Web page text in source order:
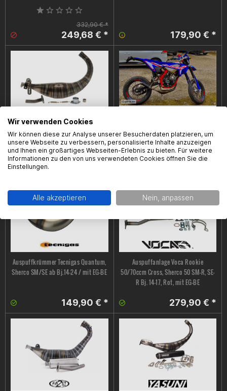
332,90 € *
249,68 € * 179,90 € *
Auspuffkrümmer KRM 90-100cc,
Minarelli AM6
359,90 € *
Auspuffanlage Voca Warrior,
Minarelli AM6, roter ESD
214,90 € *
Auspuffkrümmer Tecnigas Quantum,
Sherco SM/SE ab Bj.14-24 / mit EG-BE
149,90 € *
Auspuffanlage Voca Rookie
50/70ccm Cross, Sherco 50 SM-R, SE-
R Bj. 14-17, Rot, mit EG-BE
279,90 € *
Wir verwenden Cookies
Wir können diese zur Analyse unserer Besucherdaten platzieren, um
unsere Webseite zu verbessern, personalisierte Inhalte anzuzeigen
und Ihnen ein großartiges Webseiten-Erlebnis zu bieten. Für weitere
Informationen zu den von uns verwendeten Cookies öffnen Sie die
Einstellungen.
Alle akzeptieren Nein, anpassen